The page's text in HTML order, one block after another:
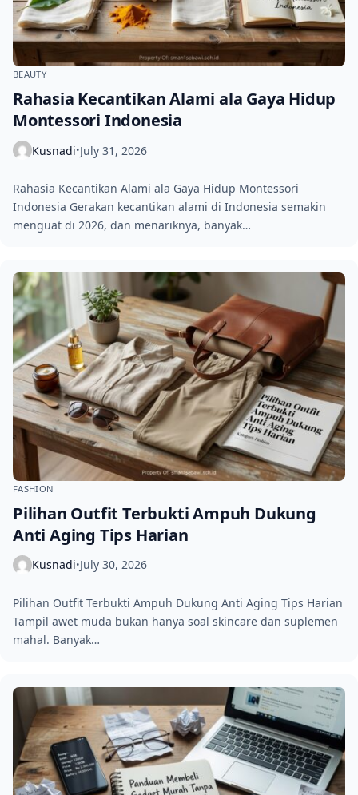
BEAUTY
Rahasia Kecantikan Alami ala Gaya Hidup
Montessori Indonesia
Kusnadi•July 31, 2026
Rahasia Kecantikan Alami ala Gaya Hidup Montessori
Indonesia Gerakan kecantikan alami di Indonesia semakin
menguat di 2026, dan menariknya, banyak…
FASHION
Pilihan Outfit Terbukti Ampuh Dukung
Anti Aging Tips Harian
Kusnadi•July 30, 2026
Pilihan Outfit Terbukti Ampuh Dukung Anti Aging Tips Harian
Tampil awet muda bukan hanya soal skincare dan suplemen
mahal. Banyak…